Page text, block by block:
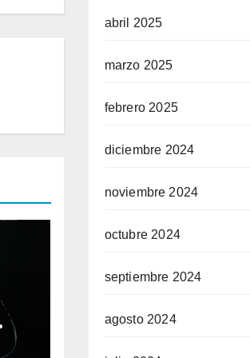
abril 2025
marzo 2025
febrero 2025
diciembre 2024
noviembre 2024
octubre 2024
septiembre 2024
agosto 2024